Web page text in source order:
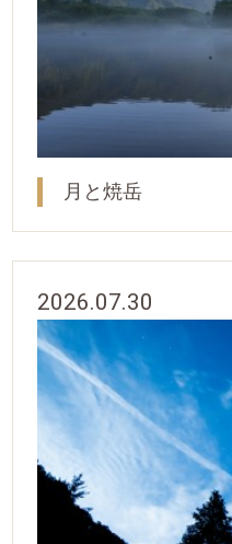
月と焼岳
2026.07.30